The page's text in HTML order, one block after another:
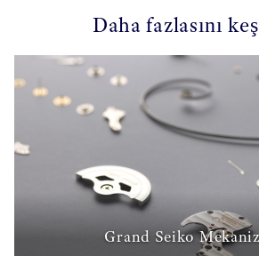
Daha fazlasını
Grand Seiko